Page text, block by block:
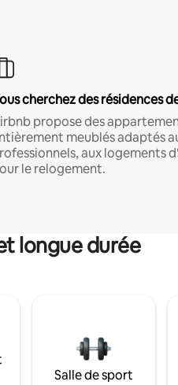
cherchez des résidences
propose des
meublés adaptés
aux logements
le relogement.
longue durée
Salle de sport